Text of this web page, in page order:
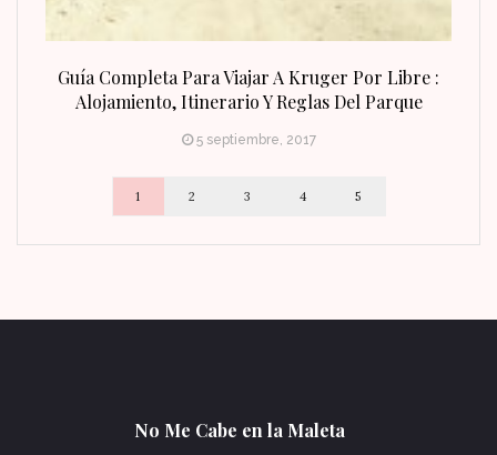
Guía Completa Para Viajar A Kruger Por Libre :
Alojamiento, Itinerario Y Reglas Del Parque
5 septiembre, 2017
1 2 3 4 5
No Me Cabe en la Maleta